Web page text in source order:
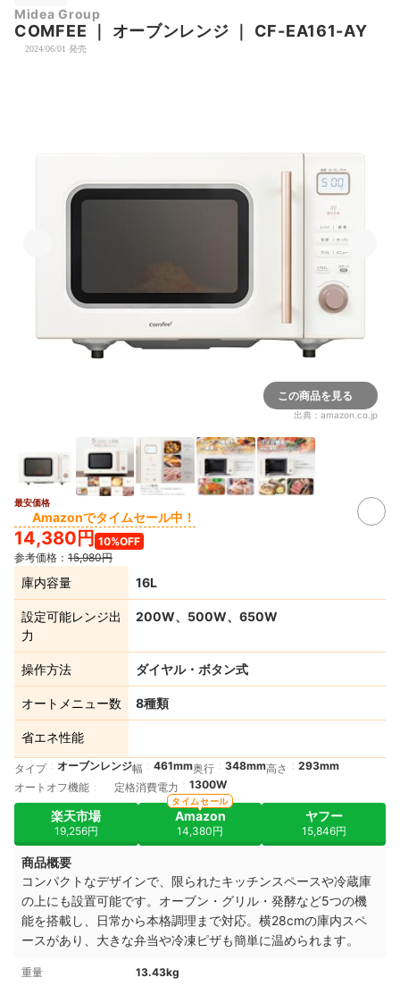
Midea Group
COMFEE ｜ オーブンレンジ ｜ CF-EA161-AY
2024/06/01 発売
この商品を見る
出典： amazon.co.jp
最安価格
Amazonでタイムセール中！
14,380円 10%OFF
参考価格： 15,980円
庫内容量 16L
設定可能レンジ出
力
200W、500W、650W
操作方法 ダイヤル・ボタン式
オートメニュー数 8種類
省エネ性能
タイプ オーブンレンジ幅 461mm奥行 348mm高さ
293mm
オートオフ機能
定格消費電力 1300W
楽天市場
19,256円
Amazon
14,380円
タイムセール
ヤフー
15,846円
商品概要
コンパクトなデザインで、限られたキッチンスペースや冷蔵庫
の上にも設置可能です。オーブン・グリル・発酵など5つの機
能を搭載し、日常から本格調理まで対応。横28cmの庫内スペ
ースがあり、大きな弁当や冷凍ピザも簡単に温められます。
重量 13.43kg